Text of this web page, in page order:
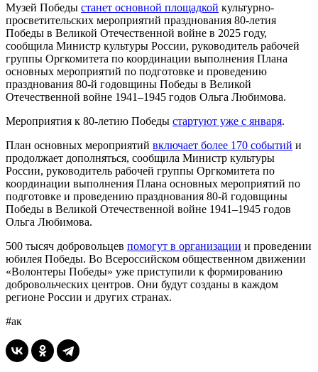
Музей Победы станет основной площадкой культурно-
просветительских мероприятий празднования 80-летия
Победы в Великой Отечественной войне в 2025 году,
сообщила Министр культуры России, руководитель рабочей
группы Оргкомитета по координации выполнения Плана
основных мероприятий по подготовке и проведению
празднования 80-й годовщины Победы в Великой
Отечественной войне 1941–1945 годов Ольга Любимова.
Мероприятия к 80-летию Победы стартуют уже с января.
План основных мероприятий включает более 170 событий и
продолжает дополняться, сообщила Министр культуры
России, руководитель рабочей группы Оргкомитета по
координации выполнения Плана основных мероприятий по
подготовке и проведению празднования 80-й годовщины
Победы в Великой Отечественной войне 1941–1945 годов
Ольга Любимова.
500 тысяч добровольцев помогут в организации и проведении
юбилея Победы. Во Всероссийском общественном движении
«Волонтеры Победы» уже приступили к формированию
добровольческих центров. Они будут созданы в каждом
регионе России и других странах.
#ак